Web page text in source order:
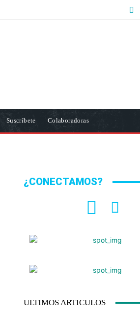
Suscríbete Colaboradoras
¿CONECTAMOS?
ULTIMOS ARTICULOS